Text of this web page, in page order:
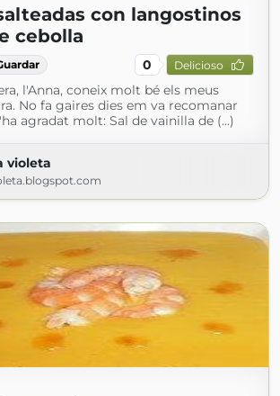
con langostinos
cebolla
0 Delicioso
l'Anna, coneix molt bé els meus
No fa gaires dies em va recomanar
agradat molt: Sal de vainilla de (...)
violeta